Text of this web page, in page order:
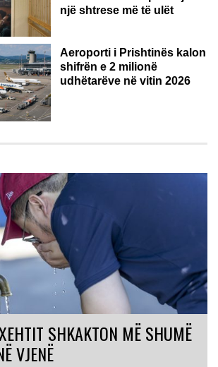
një shtrese më të ulët
Aeroporti i Prishtinës kalon
shifrën e 2 milionë
udhëtarëve në vitin 2026
SHKAKTON MË SHUMË
VJENË